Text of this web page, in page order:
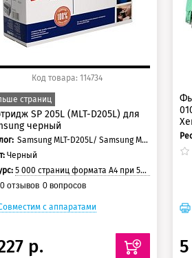
Код товара: 114734
страниц
SP 205L (MLT-D205L) для
черный
Samsung MLT-D205L/ Samsung MLT-D205S/ Samsung MLT-D205E
Черный
5 000 страниц формата А4 при 5% заполнении страницы
0 отзывов 0 вопросов
с аппаратами
р.